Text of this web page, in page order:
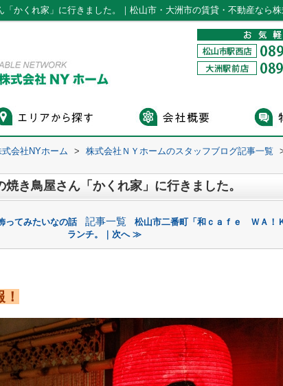
かくれ家」に行きました。｜松山市・大洲市の賃貸・不動産なら
会社NYホーム > 株式会社ＮＹホームのスタッフブログ記事一覧
き鳥屋さん「かくれ家」に行きました。
ってみたいなの話 記事一覧
松山市二番町「和ｃａｆｅ ＷＡ！
ランチ。｜次へ ≫